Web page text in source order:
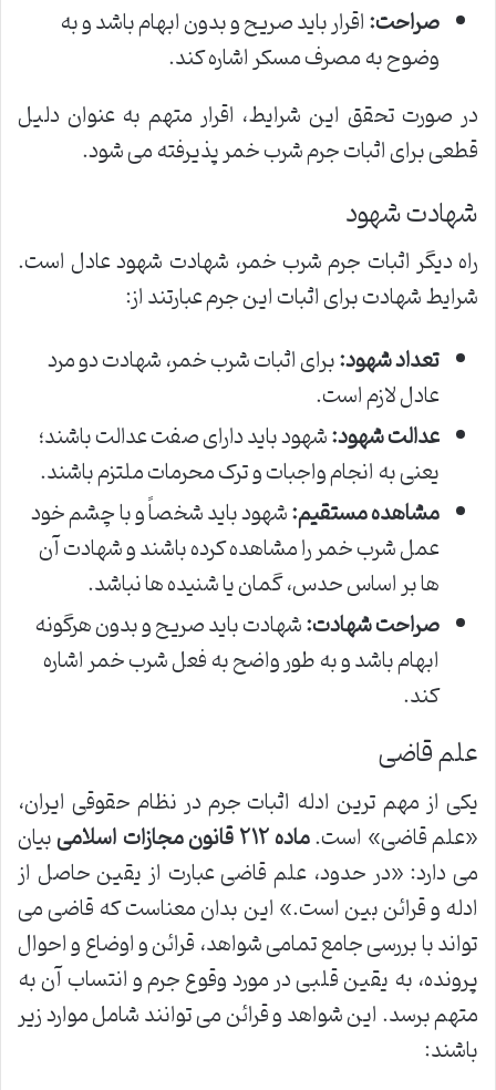
صراحت:اقرار باید صریح و بدون ابهام باشد و به
وضوح به مصرف مسکر اشاره کند.
در صورت تحقق این شرایط، اقرار متهم به عنوان دلیل
قطعی برای اثبات جرم شرب خمر پذیرفته می شود.
شهادت شهود
راه دیگر اثبات جرم شرب خمر، شهادت شهود عادل است.
شرایط شهادت برای اثبات این جرم عبارتند از:
تعداد شهود:برای اثبات شرب خمر، شهادت دو مرد
عادل لازم است.
عدالت شهود:شهود باید دارای صفت عدالت باشند؛
یعنی به انجام واجبات و ترک محرمات ملتزم باشند.
مشاهده مستقیم:شهود باید شخصاً و با چشم خود
عمل شرب خمر را مشاهده کرده باشند و شهادت آن
ها بر اساس حدس، گمان یا شنیده ها نباشد.
صراحت شهادت:شهادت باید صریح و بدون هرگونه
ابهام باشد و به طور واضح به فعل شرب خمر اشاره
کند.
علم قاضی
یکی از مهم ترین ادله اثبات جرم در نظام حقوقی ایران،
«علم قاضی» است.ماده ۲۱۲ قانون مجازات اسلامی
بیان
می دارد: «در حدود، علم قاضی عبارت از یقین حاصل از
ادله و قرائن بین است.» این بدان معناست که قاضی می
تواند با بررسی جامع تمامی شواهد، قرائن و اوضاع و احوال
پرونده، به یقین قلبی در مورد وقوع جرم و انتساب آن به
متهم برسد. این شواهد و قرائن می توانند شامل موارد زیر
باشند: